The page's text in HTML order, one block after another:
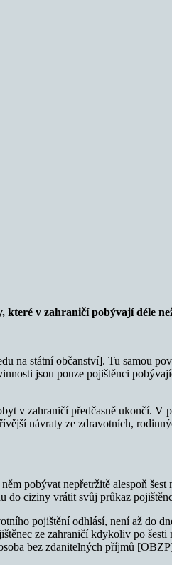
v zahraničí pobývají déle
státní občanství]. Tu samou
jsou pouze pojištěnci
v zahraničí předčasně ukončí. V
návraty ze zdravotních,
pobývat nepřetržitě alespoň
ciziny vrátit svůj průkaz
pojištění odhlásí, není až do
ze zahraničí kdykoliv po
bez zdanitelných příjmů